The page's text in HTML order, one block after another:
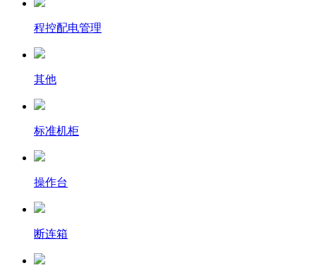
程控配电管理
其他
标准机柜
操作台
断连箱